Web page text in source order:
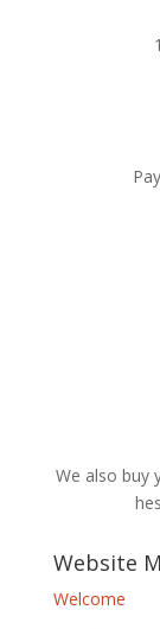
We also buy
Website
Welcome